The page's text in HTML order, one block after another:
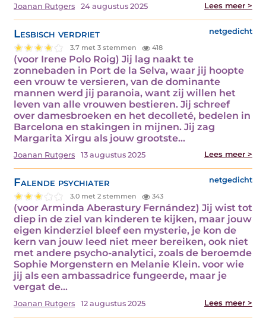
Joanan Rutgers 24 augustus 2025 Lees meer >
Lesbisch verdriet netgedicht
3.7 met 3 stemmen 418
(voor Irene Polo Roig) Jij lag naakt te
zonnebaden in Port de la Selva, waar jij hoopte
een vrouw te versieren, van de dominante
mannen werd jij paranoia, want zij willen het
leven van alle vrouwen bestieren. Jij schreef
over damesbroeken en het decolleté, bedelen in
Barcelona en stakingen in mijnen. Jij zag
Margarita Xirgu als jouw grootste…
Joanan Rutgers 13 augustus 2025 Lees meer >
Falende psychiater netgedicht
3.0 met 2 stemmen 343
(voor Arminda Aberastury Fernández) Jij wist tot
diep in de ziel van kinderen te kijken, maar jouw
eigen kinderziel bleef een mysterie, je kon de
kern van jouw leed niet meer bereiken, ook niet
met andere psycho-analytici, zoals de beroemde
Sophie Morgenstern en Melanie Klein. voor wie
jij als een ambassadrice fungeerde, maar je
vergat de…
Joanan Rutgers 12 augustus 2025 Lees meer >